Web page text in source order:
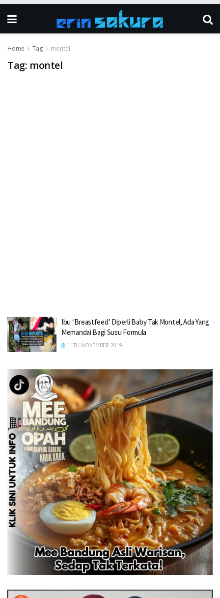
Home Tag montel
Tag: montel
Ibu ‘Breastfeed’ Diperli Baby Tak Montel, Ada Yang
Memandai Bagi Susu Formula
11TH NOVEMBER 2019